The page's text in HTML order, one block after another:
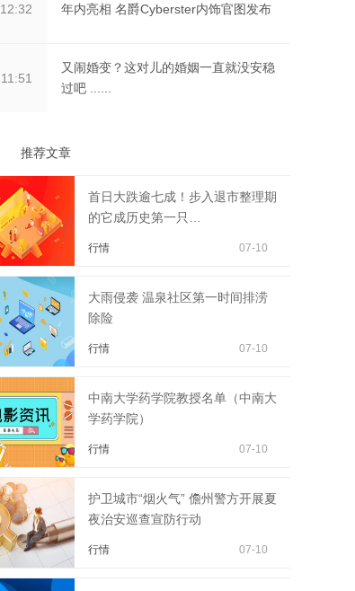
12:32 年内亮相 名爵Cyberster内饰官图发布
11:51
又闹婚变？这对儿的婚姻一直就没安稳
过吧 ......
推荐文章
首日大跌逾七成！步入退市整理期
的它成历史第一只…
行情 07-10
大雨侵袭 温泉社区第一时间排涝
除险
行情 07-10
中南大学药学院教授名单（中南大
学药学院）
行情 07-10
护卫城市“烟火气” 儋州警方开展夏
夜治安巡查宣防行动
行情 07-10